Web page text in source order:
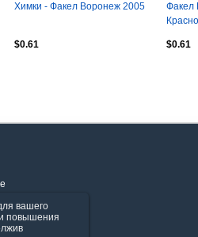
Химки - Факел Воронеж 2005
$0.61
Факел
$0.61
вашего
повышения